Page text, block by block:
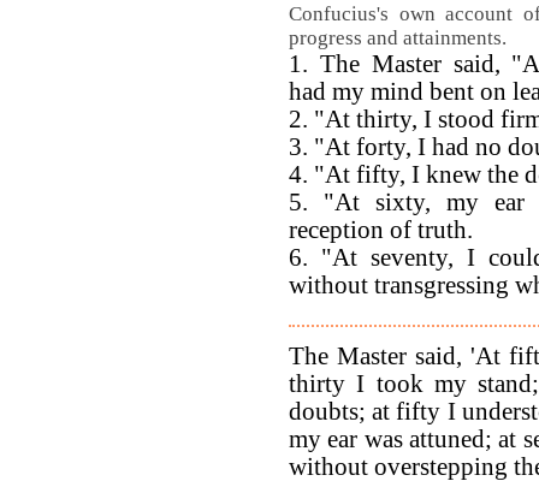
Confucius's own account
progress and attainments.
1. The Master said,
had my mind bent on
2. "At thirty, I stood
3. "At forty, I had no
4. "At fifty, I knew the
5. "At sixty, my ear
reception of truth.
6. "At seventy, I
without transgressing
The Master said, 'At
thirty I took my
doubts; at fifty I
my ear was attuned; at
without overstepping